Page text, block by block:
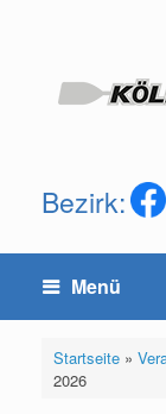
Bezirk:
Menü
Startseite»
2026